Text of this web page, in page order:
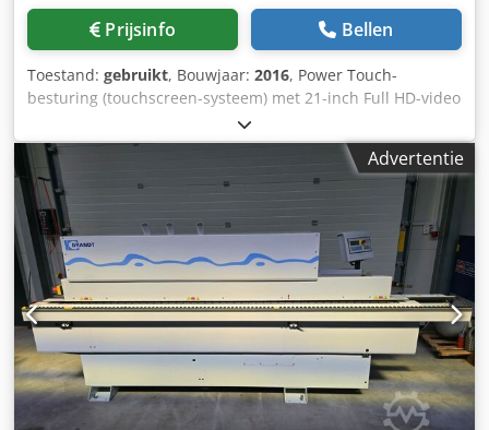
Prijsinfo Bellen
Toestand: gebruikt, Bouwjaar: 2016, Power Touch-
besturing (touchscreen-systeem) met 21-inch Full HD-video
Plaathoogte 60 mm PVC/ABS 3 mm Massief hout tot 12 mm
Voersnelheid tot 20 m/min Werkhoogte elektronisch
instelbaar (NC) Plaatlijngeleiding met vrijloopfunctie
Zijrollerbaan met vrije looprollen voor plaatondersteuning
Anti-hechtaggregaat Twee-motorige gelijkrichtereenheid
Rollenhouderplaat EVA-lijmeenheid met voorgesmelt
module en lijmbak Kantendrukeenheid voor rechte
profielen met automatisch instelbare drukrollen (NC)
Afschuinfreesunit met automatische kantelhoekinstelling
Twee-motorige afschuineenheid met instelling Twee-
motorige multifunctionele rondeenheid (afschuinen +
afronden) Dcjdjwwtpyopfx Amnjk Kantschafeleenheid met
elektronische NC-instelling Lijmschafeleenheid Borstelunit
Anti-hechtaggregaat
Advertentie